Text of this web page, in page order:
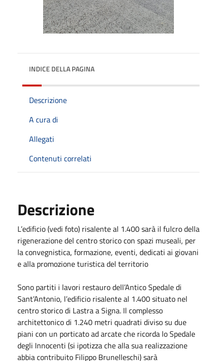
INDICE DELLA PAGINA
Descrizione
A cura di
Allegati
Contenuti correlati
Descrizione
L’edificio (vedi foto) risalente al 1.400 sarà il fulcro della
rigenerazione del centro storico con spazi museali, per
la convegnistica, formazione, eventi, dedicati ai giovani
e alla promozione turistica del territorio
Sono partiti i lavori restauro dell’Antico Spedale di
Sant’Antonio, l’edificio risalente al 1.400 situato nel
centro storico di Lastra a Signa. Il complesso
architettonico di 1.240 metri quadrati diviso su due
piani con un porticato ad arcate che ricorda lo Spedale
degli Innocenti (si ipotizza che alla sua realizzazione
abbia contribuito Filippo Brunelleschi) sarà